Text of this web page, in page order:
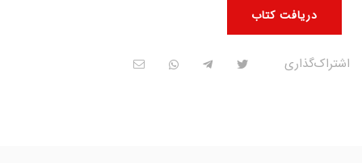
دریافت کتاب
اشتراک‌گذاری